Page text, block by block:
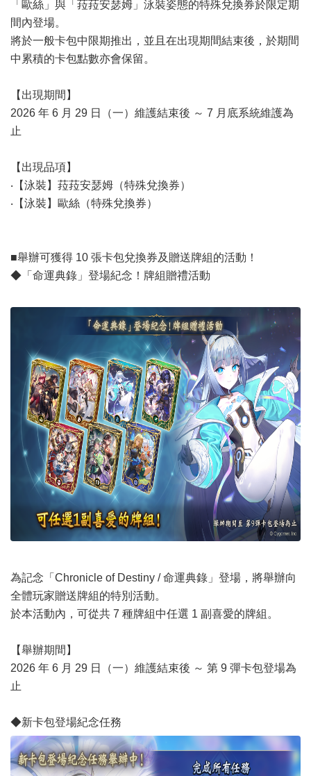
「歐絲」與「菈菈安瑟姆」泳裝姿態的特殊兌換券於限定期
間內登場。
將於一般卡包中限期推出，並且在出現期間結束後，於期間
中累積的卡包點數亦會保留。
【出現期間】
2026 年 6 月 29 日（一）維護結束後 ～ 7 月底系統維護為
止
【出現品項】
‧【泳裝】菈菈安瑟姆（特殊兌換券）
‧【泳裝】歐絲（特殊兌換券）
■舉辦可獲得 10 張卡包兌換券及贈送牌組的活動！
◆「命運典錄」登場紀念！牌組贈禮活動
為記念「Chronicle of Destiny / 命運典錄」登場，將舉辦向
全體玩家贈送牌組的特別活動。
於本活動內，可從共 7 種牌組中任選 1 副喜愛的牌組。
【舉辦期間】
2026 年 6 月 29 日（一）維護結束後 ～ 第 9 彈卡包登場為
止
◆新卡包登場紀念任務